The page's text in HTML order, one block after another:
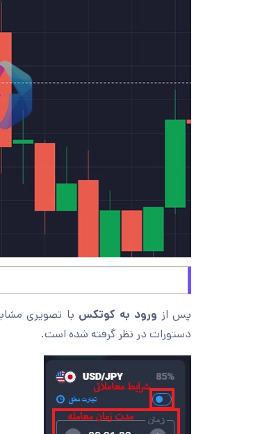
پس از ورود به کوتکس با تصویری
دستورات در نظر گرفته شده است.